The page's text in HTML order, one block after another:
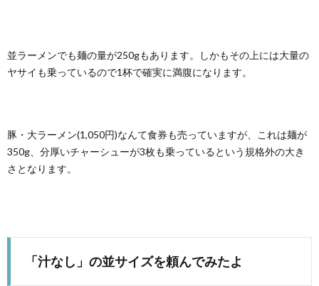
並ラーメンでも麺の量が250gもあります。しかもその上には大量の
ヤサイも乗っているので1杯で確実に満腹になります。
豚・大ラーメン(1,050円)なんて食券も売っていますが、これは麺が
350g、分厚いチャーシューが3枚も乗っているという規格外の大き
さとなります。
「汁なし」の並サイズを頼んでみたよ